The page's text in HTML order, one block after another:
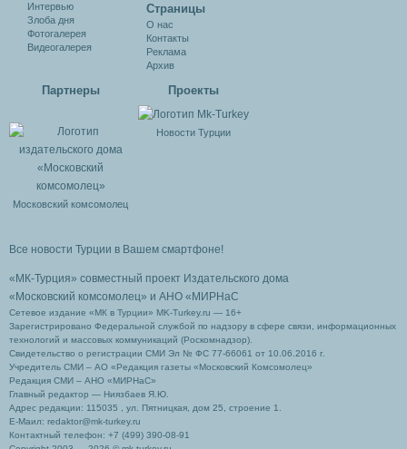
Интервью
Злоба дня
Фотогалерея
Видеогалерея
Cтраницы
О нас
Контакты
Реклама
Архив
Партнеры
Московский комсомолец
Проекты
Новости Турции
Все новости Турции в Вашем смартфоне!
«МК-Турция» совместный проект Издательского дома
«Московский комсомолец» и АНО «МИРНаС
Сетевое издание «МК в Турции» MK-Turkey.ru — 16+
Зарегистрировано Федеральной службой по надзору в сфере связи, информационных
технологий и массовых коммуникаций (Роскомнадзор).
Свидетельство о регистрации СМИ Эл № ФС 77-66061 от 10.06.2016 г.
Учредитель СМИ – АО «Редакция газеты «Московский Комсомолец»
Редакция СМИ – АНО «МИРНаС»
Главный редактор — Ниязбаев Я.Ю.
Адрес редакции: 115035 , ул. Пятницкая, дом 25, строение 1.
Е-Маил: redaktor@mk-turkey.ru
Контактный телефон: +7 (499) 390-08-91